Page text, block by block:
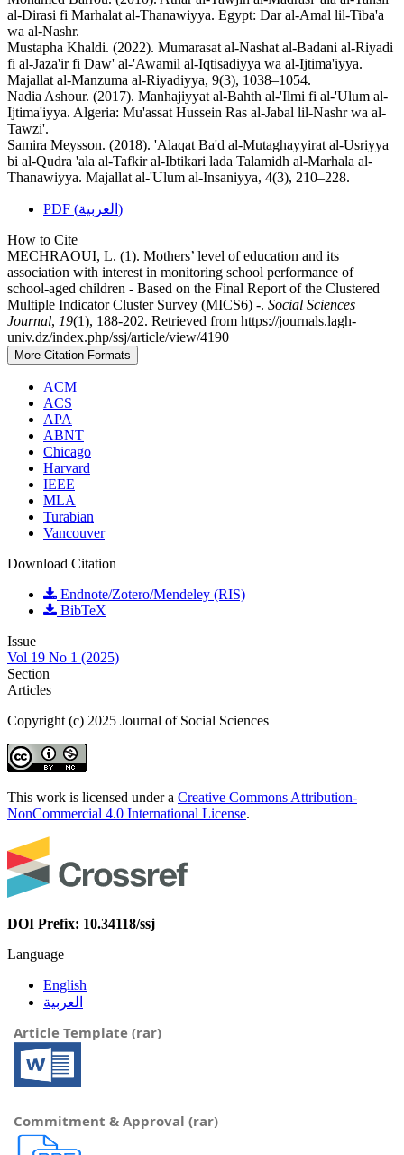
al-Dirasi fi Marhalat al-Thanawiyya. Egypt: Dar al-Amal lil-Tiba'a
wa al-Nashr.
Mustapha Khaldi. (2022). Mumarasat al-Nashat al-Badani al-Riyadi
fi al-Jaza'ir fi Daw' al-'Awamil al-Iqtisadiyya wa al-Ijtima'iyya.
Majallat al-Manzuma al-Riyadiyya, 9(3), 1038–1054.
Nadia Ashour. (2017). Manhajiyyat al-Bahth al-'Ilmi fi al-'Ulum al-
Ijtima'iyya. Algeria: Mu'assat Hussein Ras al-Jabal lil-Nashr wa al-
Tawzi'.
Samira Meysson. (2018). 'Alaqat Ba'd al-Mutaghayyirat al-Usriyya
bi al-Qudra 'ala al-Tafkir al-Ibtikari lada Talamidh al-Marhala al-
Thanawiyya. Majallat al-'Ulum al-Insaniyya, 4(3), 210–228.
PDF (العربية)
How to Cite
MECHRAOUI, L. (1). Mothers’ level of education and its
association with interest in monitoring school performance of
school-aged children - Based on the Final Report of the Clustered
Multiple Indicator Cluster Survey (MICS6) -. Social Sciences
Journal, 19(1), 188-202. Retrieved from https://journals.lagh-
univ.dz/index.php/ssj/article/view/4190
More Citation Formats
ACM
ACS
APA
ABNT
Chicago
Harvard
IEEE
MLA
Turabian
Vancouver
Download Citation
Endnote/Zotero/Mendeley (RIS)
BibTeX
Issue
Vol 19 No 1 (2025)
Section
Articles
Copyright (c) 2025 Journal of Social Sciences
This work is licensed under a Creative Commons Attribution-
NonCommercial 4.0 International License.
DOI Prefix: 10.34118/ssj
Language
English
العربية
Article Template (rar)
Commitment & Approval (rar)